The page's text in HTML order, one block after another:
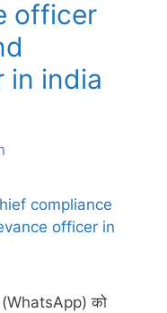
officer
in india
(WhatsApp) को